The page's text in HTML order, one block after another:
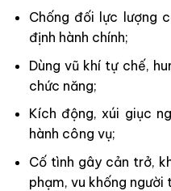
Chống đối lực lượng
định hành chính;
Dùng vũ khí tự chế,
chức năng;
Kích động, xúi giục
hành công vụ;
Cố tình gây cản trở,
phạm, vu khống người